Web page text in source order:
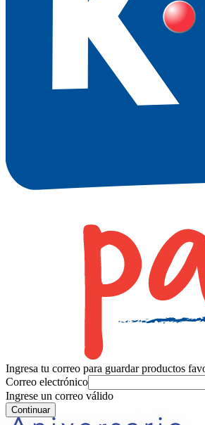
Ingresa tu correo para guardar productos
Correo electrónico
Ingrese un correo válido
Continuar